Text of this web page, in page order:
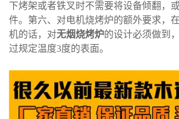
下烤架或者铁叉时不需要将设备倾翻，
件。第六、对电机烧烤炉的额外要求，
机的话，对无烟烧烤炉的设计必须做到
过规定温度3度的表面。